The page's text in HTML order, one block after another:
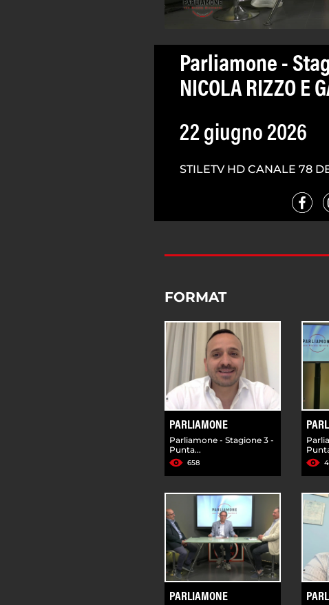
Parliamone -
NICOLA RIZZO E
22 giugno 2026
STILETV HD CANALE 78
FORMAT
PARLIAMONE
Parliamone - Stagione 3 -
Punta...
658
PARLIAMONE